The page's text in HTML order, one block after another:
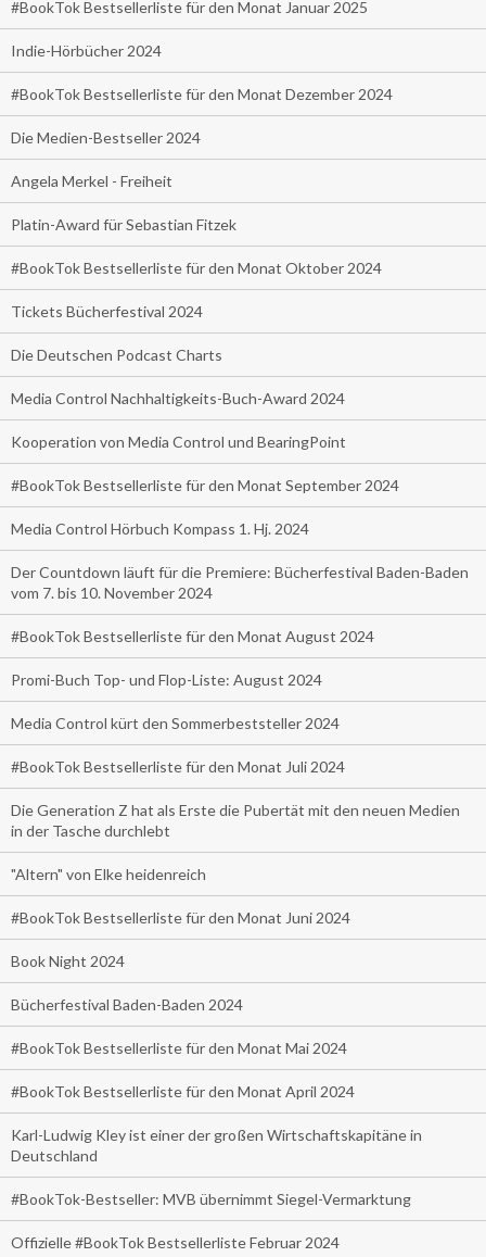
#BookTok Bestsellerliste für den Monat Januar 2025
Indie-Hörbücher 2024
#BookTok Bestsellerliste für den Monat Dezember 2024
Die Medien-Bestseller 2024
Angela Merkel - Freiheit
Platin-Award für Sebastian Fitzek
#BookTok Bestsellerliste für den Monat Oktober 2024
Tickets Bücherfestival 2024
Die Deutschen Podcast Charts
Media Control Nachhaltigkeits-Buch-Award 2024
Kooperation von Media Control und BearingPoint
#BookTok Bestsellerliste für den Monat September 2024
Media Control Hörbuch Kompass 1. Hj. 2024
Der Countdown läuft für die Premiere: Bücherfestival Baden-Baden
vom 7. bis 10. November 2024
#BookTok Bestsellerliste für den Monat August 2024
Promi-Buch Top- und Flop-Liste: August 2024
Media Control kürt den Sommerbeststeller 2024
#BookTok Bestsellerliste für den Monat Juli 2024
Die Generation Z hat als Erste die Pubertät mit den neuen Medien
in der Tasche durchlebt
"Altern" von Elke heidenreich
#BookTok Bestsellerliste für den Monat Juni 2024
Book Night 2024
Bücherfestival Baden-Baden 2024
#BookTok Bestsellerliste für den Monat Mai 2024
#BookTok Bestsellerliste für den Monat April 2024
Karl-Ludwig Kley ist einer der großen Wirtschaftskapitäne in
Deutschland
#BookTok-Bestseller: MVB übernimmt Siegel-Vermarktung
Offizielle #BookTok Bestsellerliste Februar 2024